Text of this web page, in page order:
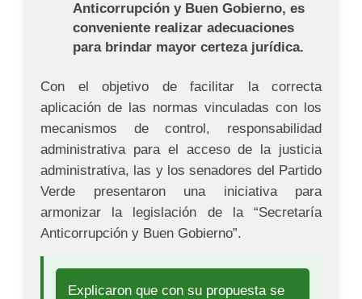
Anticorrupción y Buen Gobierno, es
conveniente realizar adecuaciones
para brindar mayor certeza jurídica.
Con el objetivo de facilitar la correcta
aplicación de las normas vinculadas con los
mecanismos de control, responsabilidad
administrativa para el acceso de la justicia
administrativa, las y los senadores del Partido
Verde presentaron una iniciativa para
armonizar la legislación de la “Secretaría
Anticorrupción y Buen Gobierno”.
Explicaron que con su propuesta se